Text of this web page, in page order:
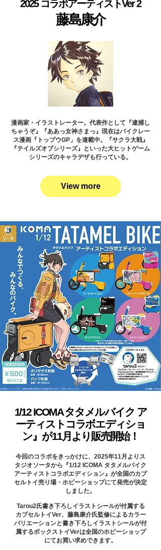
2025 コラボアーティストVer 2
藤島康介
漫画家・イラストレーター。代表作として『逮捕し
ちゃうぞ』『ああっ女神さまっ』現在はバイクレー
ス漫画『トップウGP」を連載中。『サクラ大戦』
『テイルズオブシリーズ』といった大ヒットゲーム
シリーズのキャラデザも行っている。
View more
1/12 ICOMA タタメルバイク ア
ーティストコラボエディショ
ン』が11月より販売開始！
今回のコラボをきっかけに、2025年11月よりス
タジオソータから『1/12 ICOMA タタメルバイク
アーティストコラボエディション』が全国のカプ
セルトイ売り場・ホビーショップにて発売が決定
しました。
Tarou2氏書き下ろしイラストシールが付属する
カプセルトイVer、藤島康介氏監修によるカラー
バリエーションと書き下ろしイラストシールが付
属するボックストイVerは全国のホビーショップ
にてお買い求めできます。